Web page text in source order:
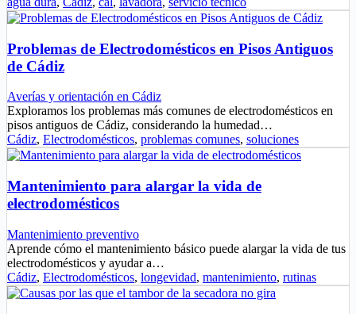
Problemas de Electrodomésticos en Pisos Antiguos
de Cádiz
Averías y orientación en Cádiz
Exploramos los problemas más comunes de electrodomésticos en
pisos antiguos de Cádiz, considerando la humedad…
Cádiz, Electrodomésticos, problemas comunes, soluciones
Mantenimiento para alargar la vida de
electrodomésticos
Mantenimiento preventivo
Aprende cómo el mantenimiento básico puede alargar la vida de tus
electrodomésticos y ayudar a…
Cádiz, Electrodomésticos, longevidad, mantenimiento, rutinas